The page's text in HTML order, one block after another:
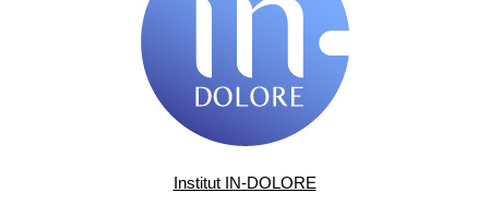
Institut IN-DOLORE